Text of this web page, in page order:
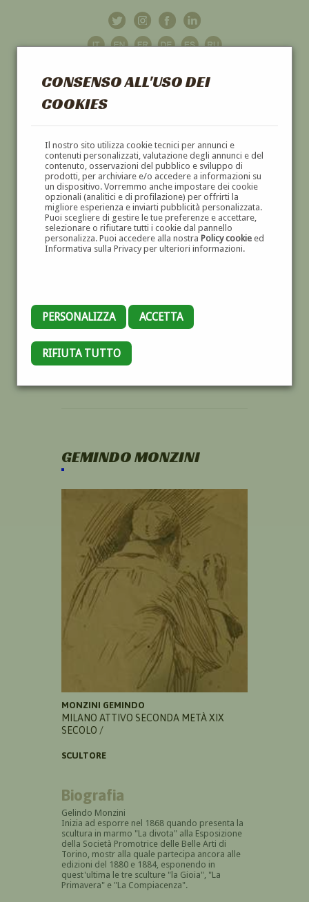
CONSENSO ALL'USO DEI
COOKIES
Il nostro sito utilizza cookie tecnici per annunci e
contenuti personalizzati, valutazione degli annunci e del
contenuto, osservazioni del pubblico e sviluppo di
prodotti, per archiviare e/o accedere a informazioni su
un dispositivo. Vorremmo anche impostare dei cookie
opzionali (analitici e di profilazione) per offrirti la
migliore esperienza e inviarti pubblicità personalizzata.
Puoi scegliere di gestire le tue preferenze e accettare,
selezionare o rifiutare tutti i cookie dal pannello
personalizza. Puoi accedere alla nostra Policy cookieed
Informativa sulla Privacy per ulteriori informazioni.
PERSONALIZZA ACCETTA
RIFIUTA TUTTO
GALLERIAD'ARTE
DIPINTI E SCULTURE '800 E '900
GEMINDO MONZINI
MONZINI GEMINDO
MILANO ATTIVO SECONDA METÀ XIX
SECOLO /
SCULTORE
Biografia
Gelindo Monzini
Inizia ad esporre nel 1868 quando presenta la
scultura in marmo "La divota" alla Esposizione
della Società Promotrice delle Belle Arti di
Torino, mostr alla quale partecipa ancora alle
edizioni del 1880 e 1884, esponendo in
quest'ultima le tre sculture "la Gioia", "La
Primavera" e "La Compiacenza".